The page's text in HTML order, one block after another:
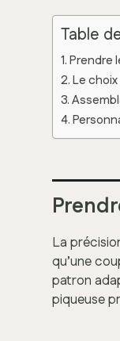
Table
Prendre
Le
La
qu’une
patron
piqueuse